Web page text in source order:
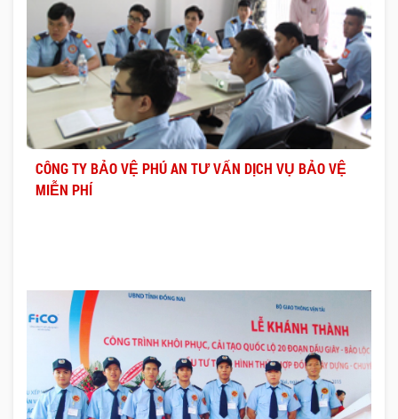
CÔNG TY BẢO VỆ PHÚ AN TƯ VẤN DỊCH VỤ BẢO VỆ
MIỄN PHÍ